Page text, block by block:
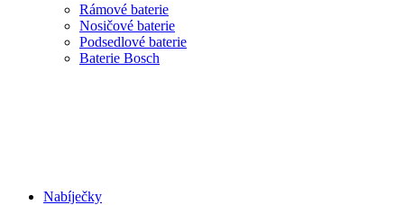
Rámové baterie
Nosičové baterie
Podsedlové baterie
Baterie Bosch
Nabíječky